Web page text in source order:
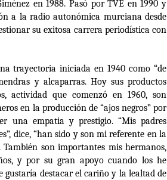
en 1988. Pasó por TVE en 1990 y
a la radio autonómica murciana desde
su exitosa carrera periodística con
trayectoria iniciada en 1940 como “de
y alcaparras. Hoy sus productos
actividad que comenzó en 1960, son
en la producción de “ajos negros” por
una empatia y prestigio. “Mis padres
dice, “han sido y son mi referente en la
son importantes mis hermanos,
y por su gran apoyo cuando los he
gustaría destacar el cariño y la lealtad de